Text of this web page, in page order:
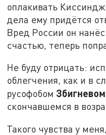
оплакивать
дела ему придётся
Вред России он
счастью, теперь
Не буду отрицать:
облегчения, как и в
русофобом
скончавшемся в
Такого чувства у